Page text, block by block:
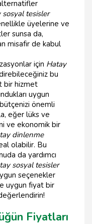
sosyal tesisler
üyelerine ve
sunsa da,
misafir de kabul
için Hatay
bu
bir hizmet
uygun
önemli
eğer lüks ve
ve ekonomik bir
dinlenme
olabilir. Bu
da yardımcı
sosyal tesisler
seçenekler
uygun fiyat bir
Fiyatları